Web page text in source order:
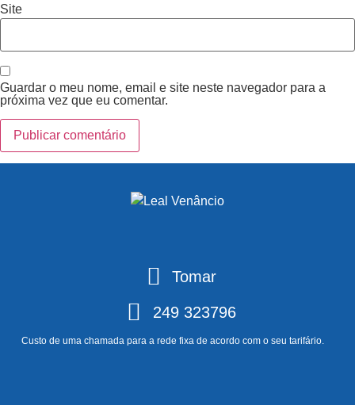
Site
Guardar o meu nome, email e site neste navegador para a
próxima vez que eu comentar.
Tomar
249 323796
Custo de uma chamada para a rede fixa de acordo com o seu tarifário.